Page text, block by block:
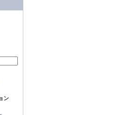
ン